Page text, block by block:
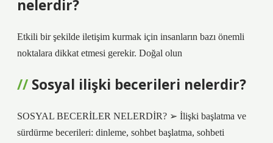
nelerdir?
Etkili bir şekilde iletişim kurmak için insanların bazı önemli
noktalara dikkat etmesi gerekir. Doğal olun
Sosyal ilişki becerileri nelerdir?
SOSYAL BECERİLER NELERDİR? ➢ İlişki başlatma ve
sürdürme becerileri: dinleme, sohbet başlatma, sohbeti